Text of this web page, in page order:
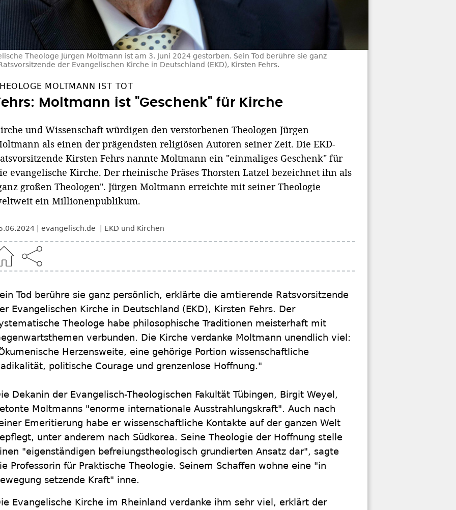
Theologe Jürgen Moltmann ist am 3. Juni 2024 gestorben. Sein Tod berühre sie ganz
der Evangelischen Kirche in Deutschland (EKD), Kirsten Fehrs.
MOLTMANN IST TOT
Moltmann ist "Geschenk" für Kirche
und Wissenschaft würdigen den verstorbenen Theologen Jürgen
als einen der prägendsten religiösen Autoren seiner Zeit. Die EKD-
Kirsten Fehrs nannte Moltmann ein "einmaliges Geschenk" für
evangelische Kirche. Der rheinische Präses Thorsten Latzel bezeichnet ihn als
großen Theologen". Jürgen Moltmann erreichte mit seiner Theologie
ein Millionenpublikum.
evangelisch.de EKD und Kirchen
Tod berühre sie ganz persönlich, erklärte die amtierende Ratsvorsitzende
Evangelischen Kirche in Deutschland (EKD), Kirsten Fehrs. Der
Theologe habe philosophische Traditionen meisterhaft mit
verbunden. Die Kirche verdanke Moltmann unendlich viel:
Herzensweite, eine gehörige Portion wissenschaftliche
politische Courage und grenzenlose Hoffnung."
Dekanin der Evangelisch-Theologischen Fakultät Tübingen, Birgit Weyel,
Moltmanns "enorme internationale Ausstrahlungskraft". Auch nach
Emeritierung habe er wissenschaftliche Kontakte auf der ganzen Welt
unter anderem nach Südkorea. Seine Theologie der Hoffnung stelle
"eigenständigen befreiungstheologisch grundierten Ansatz dar", sagte
Professorin für Praktische Theologie. Seinem Schaffen wohne eine "in
setzende Kraft" inne.
Evangelische Kirche im Rheinland verdanke ihm sehr viel, erklärt der